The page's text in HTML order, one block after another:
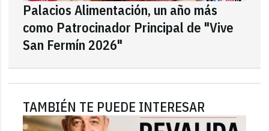
Palacios Alimentación, un año más
como Patrocinador Principal de "Vive
San Fermín 2026"
TAMBIÉN TE PUEDE INTERESAR